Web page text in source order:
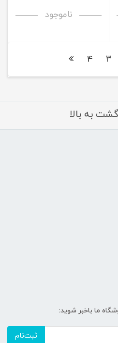
ناموجود
3
4
به بالا
ما باخبر شوید:
ثبت‌نام